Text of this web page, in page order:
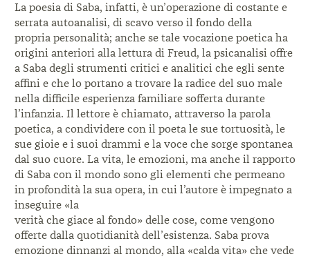
La poesia di Saba, infatti, è un’operazione di costante e
serrata autoanalisi, di scavo verso il fondo della
propria personalità; anche se tale vocazione poetica ha
origini anteriori alla lettura di Freud, la psicanalisi offre
a Saba degli strumenti critici e analitici che egli sente
affini e che lo portano a trovare la radice del suo male
nella difficile esperienza familiare sofferta durante
l’infanzia. Il lettore è chiamato, attraverso la parola
poetica, a condividere con il poeta le sue tortuosità, le
sue gioie e i suoi drammi e la voce che sorge spontanea
dal suo cuore. La vita, le emozioni, ma anche il rapporto
di Saba con il mondo sono gli elementi che permeano
in profondità la sua opera, in cui l’autore è impegnato a
inseguire «la
verità che giace al fondo» delle cose, come vengono
offerte dalla quotidianità dell’esistenza. Saba prova
emozione dinnanzi al mondo, alla «calda vita» che vede